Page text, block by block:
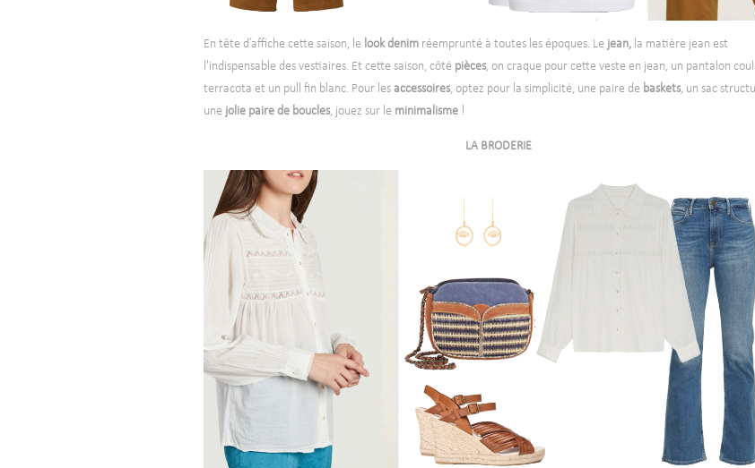
En tête d’affiche cette saison, le look denim réemprunté à toutes les époques. Le jean, la matière jean est
l'indispensable des vestiaires. Et cette saison, côté pièces, on craque pour cette veste en jean, un pantalon
terracota et un pull fin blanc. Pour les accessoires, optez pour la simplicité, une paire de baskets, un sac
une jolie paire de boucles, jouez sur le minimalisme !
LA BRODERIE